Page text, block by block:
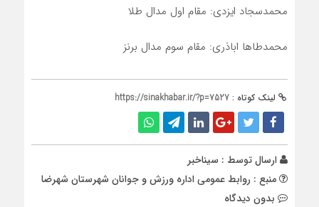
محمدسجاد ایزدی: مقام اول مدال طلا
محمدطاها اباذری: مقام سوم مدال برنز
لینک کوتاه : https://sinakhabar.ir/?p=7527
ارسال توسط : سیناخبر
منبع : روابط عمومی اداره ورزش و جوانان شهرستان شهرضا
بدون دیدگاه